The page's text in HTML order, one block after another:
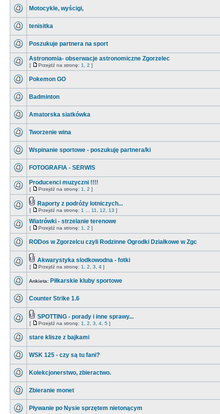
Motocykle, wyścigi,
tenisitka
Poszukuje partnera na sport
Astronomia- obserwacje astronomiczne Zgorzelec
[ Przejdź na stronę: 1 2 ]
Pokemon GO
Badminton
Amatorska siatkówka
Tworzenie wina
Wspinanie sportowe - poszukuję partnera/ki
FOTOGRAFIA - SERWIS
Producenci muzyczni !!!!
[ Przejdź na stronę: 1 2 ]
Raporty z podróży lotniczych...
[ Przejdź na stronę: 1 11 12 13 ]
Wiatrówki - strzelanie terenowe
[ Przejdź na stronę: 1 2 ]
RODos w Zgorzelcu czyli Rodzinne Ogrodki Działkowe w Zgc
Akwarystyka slodkowodna - fotki
[ Przejdź na stronę: 1 2 3 4 ]
Ankieta: Piłkarskie kluby sportowe
Counter Strike 1.6
SPOTTING - porady i inne sprawy...
[ Przejdź na stronę: 1 2 3 4 5 ]
stare klisze z bajkami
WSK 125 - czy są tu fani?
Kolekcjonerstwo, zbieractwo.
Zbieranie monet
Pływanie po Nysie sprzętem nietonącym